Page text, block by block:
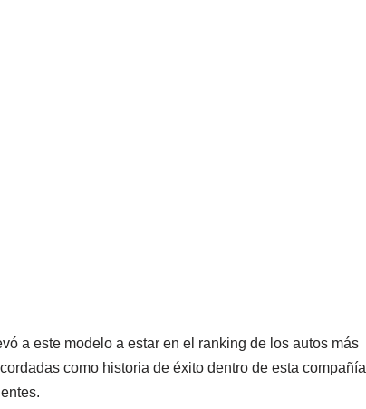
a este modelo a estar en el ranking de los autos más
como historia de éxito dentro de esta compañía